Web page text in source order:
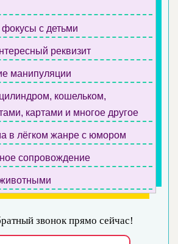
с детьми
реквизит
манипуляции
кошельком,
картами и многое другое
в лёгком жанре с юмором
сопровождение
звонок прямо сейчас!